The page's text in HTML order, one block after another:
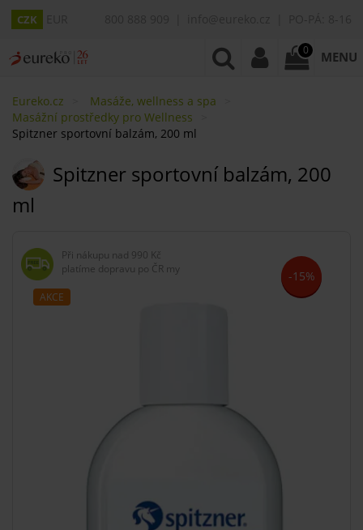
CZK
0 MENU
Eureko.cz
Masáže, wellness a spa
Masážní prostředky pro Wellness
Spitzner sportovní balzám, 200 ml
Spitzner sportovní balzám, 200
ml
Při nákupu nad 990 Kč
platíme dopravu po ČR my
AKCE
-15%